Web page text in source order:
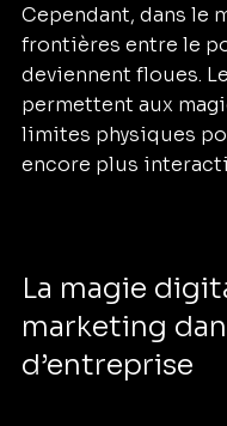
Cependant, dans le
frontières entre le
deviennent floues.
permettent aux
limites physiques
encore plus
La magie
marketing
d’entreprise